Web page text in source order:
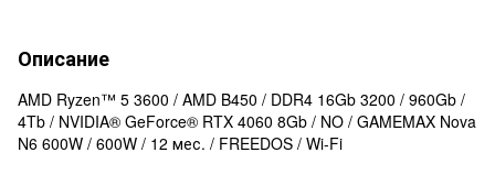
Описание
AMD Ryzen™ 5 3600 / AMD B450 / DDR4 16Gb 3200 / 960Gb /
4Tb / NVIDIA® GeForce® RTX 4060 8Gb / NO / GAMEMAX Nova
N6 600W / 600W / 12 мес. / FREEDOS / Wi-Fi